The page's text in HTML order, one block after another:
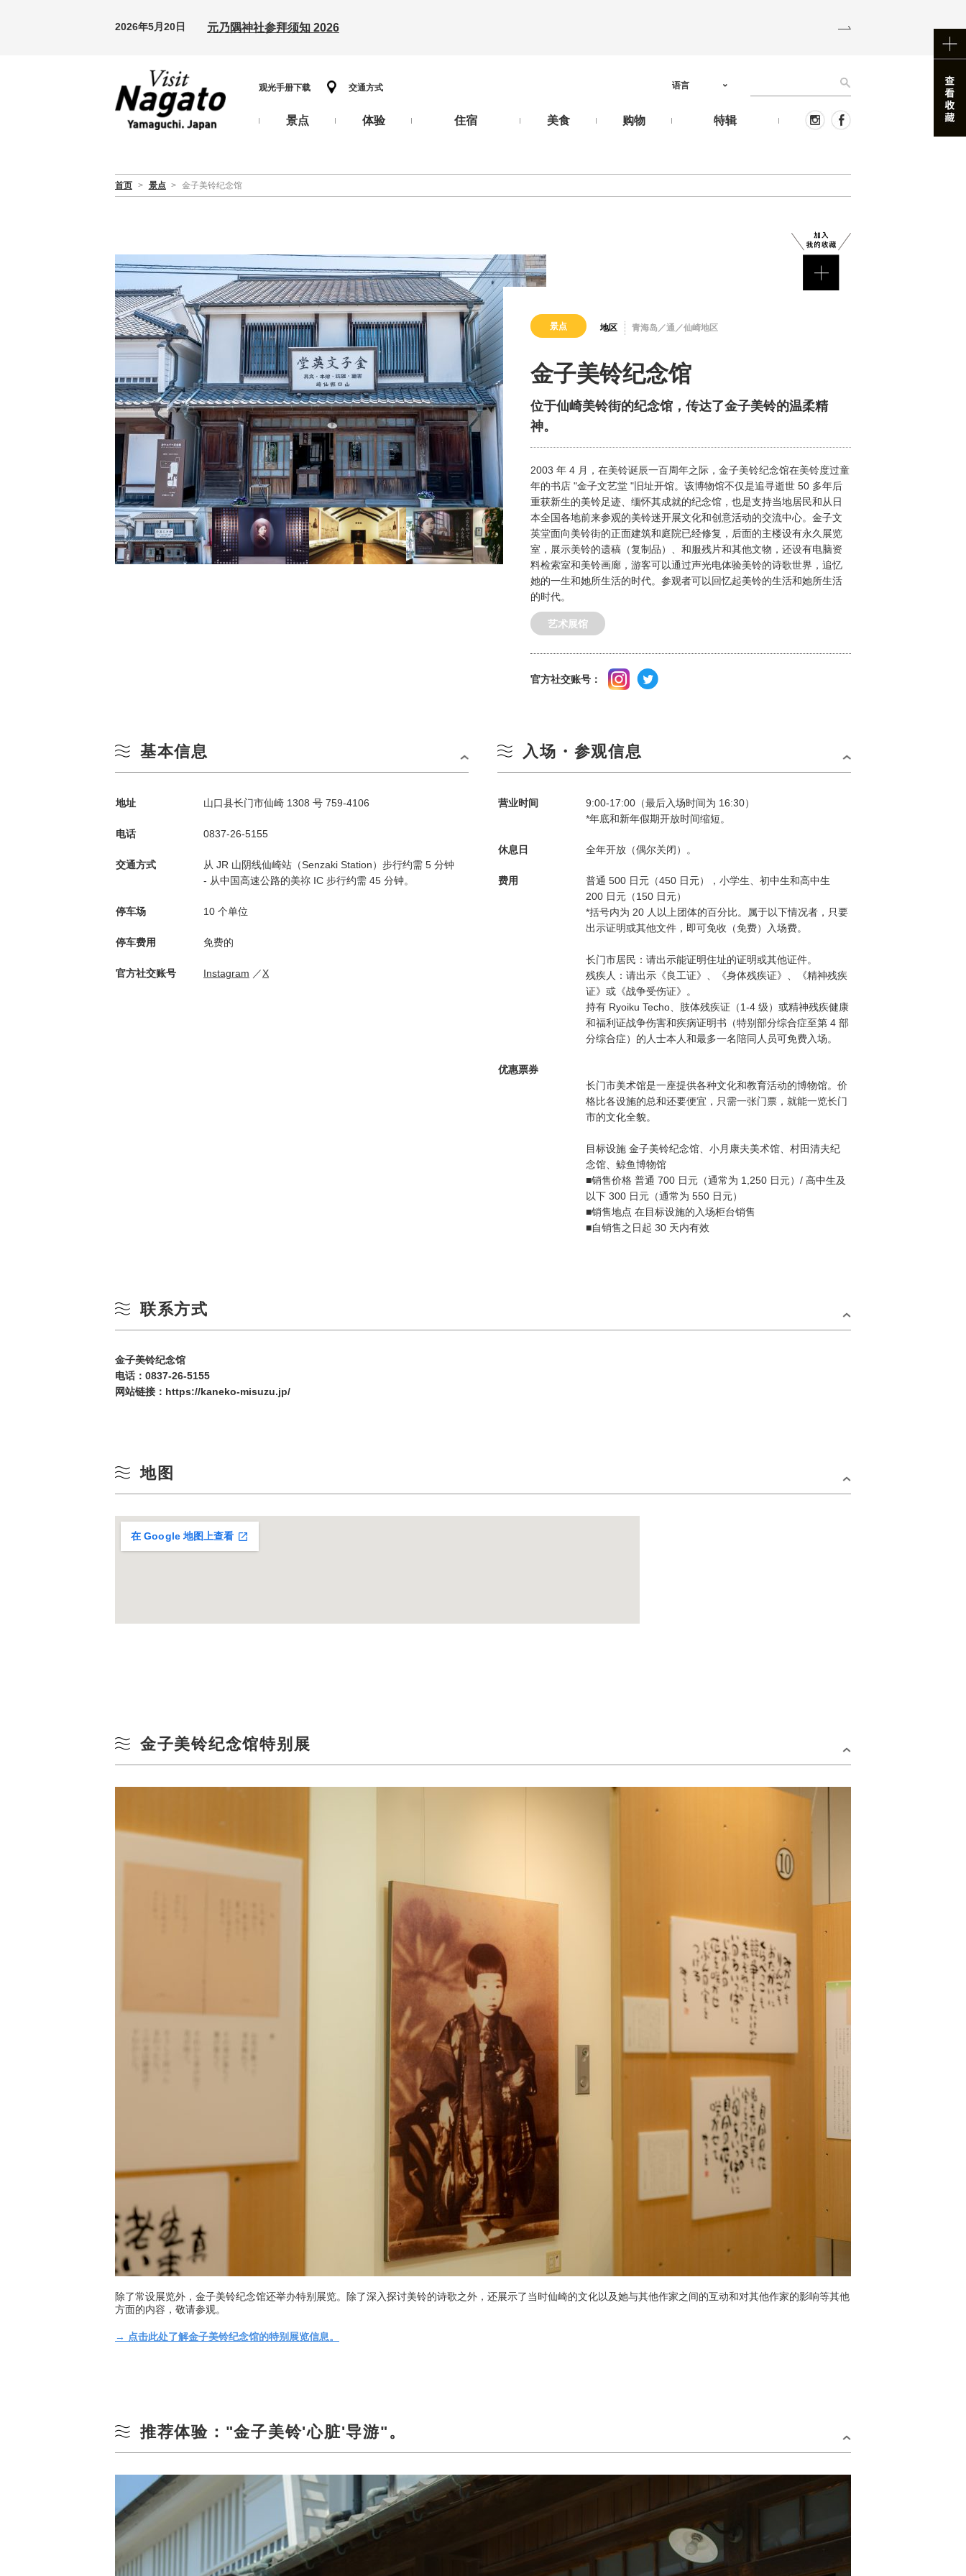
2026年5月20日 元乃隅神社参拜须知 2026
观光手册下载 交通方式
景点 体验 住宿 美食 购物 特辑
语言
首页 > 景点 > 金子美铃纪念馆
景点 地区 青海岛／通／仙崎地区
金子美铃纪念馆
位于仙崎美铃街的纪念馆，传达了金子美铃的温柔精
神。
2003 年 4 月，在美铃诞辰一百周年之际，金子美铃纪念馆在美铃度过童
年的书店 "金子文艺堂 "旧址开馆。该博物馆不仅是追寻逝世 50 多年后
重获新生的美铃足迹、缅怀其成就的纪念馆，也是支持当地居民和从日
本全国各地前来参观的美铃迷开展文化和创意活动的交流中心。金子文
英堂面向美铃街的正面建筑和庭院已经修复，后面的主楼设有永久展览
室，展示美铃的遗稿（复制品）、和服残片和其他文物，还设有电脑资
料检索室和美铃画廊，游客可以通过声光电体验美铃的诗歌世界，追忆
她的一生和她所生活的时代。参观者可以回忆起美铃的生活和她所生活
的时代。
艺术展馆
官方社交账号：
基本信息
地址 山口县长门市仙崎 1308 号 759-4106
电话 0837-26-5155
交通方式
从 JR 山阴线仙崎站（Senzaki Station）步行约需 5 分钟
- 从中国高速公路的美祢 IC 步行约需 45 分钟。
停车场 10 个单位
停车费用 免费的
官方社交账号 Instagram X
入场・参观信息
营业时间
9:00-17:00（最后入场时间为 16:30）
*年底和新年假期开放时间缩短。
休息日 全年开放（偶尔关闭）。
费用
普通 500 日元（450 日元），小学生、初中生和高中生
200 日元（150 日元）
*括号内为 20 人以上团体的百分比。属于以下情况者，只要
出示证明或其他文件，即可免收（免费）入场费。
长门市居民：请出示能证明住址的证明或其他证件。
残疾人：请出示《良工证》、《身体残疾证》、《精神残疾
证》或《战争受伤证》。
持有 Ryoiku Techo、肢体残疾证（1-4 级）或精神残疾健康
和福利证战争伤害和疾病证明书（特别部分综合症至第 4 部
分综合症）的人士本人和最多一名陪同人员可免费入场。
优惠票券
长门市美术馆是一座提供各种文化和教育活动的博物馆。价
格比各设施的总和还要便宜，只需一张门票，就能一览长门
市的文化全貌。
目标设施 金子美铃纪念馆、小月康夫美术馆、村田清夫纪
念馆、鲸鱼博物馆
■销售价格 普通 700 日元（通常为 1,250 日元）/ 高中生及
以下 300 日元（通常为 550 日元）
■销售地点 在目标设施的入场柜台销售
■自销售之日起 30 天内有效
联系方式
金子美铃纪念馆
电话： 0837-26-5155
网站链接： https://kaneko-misuzu.jp/
地图
在 Google 地图上查看
金子美铃纪念馆特别展
除了常设展览外，金子美铃纪念馆还举办特别展览。除了深入探讨美铃的诗歌之外，还展示了当时仙崎的文化以及她与其他作家之间的互动和对其他作家的影响等其他
方面的内容，敬请参观。
→ 点击此处了解金子美铃纪念馆的特别展览信息。
推荐体验："金子美铃'心脏'导游"。